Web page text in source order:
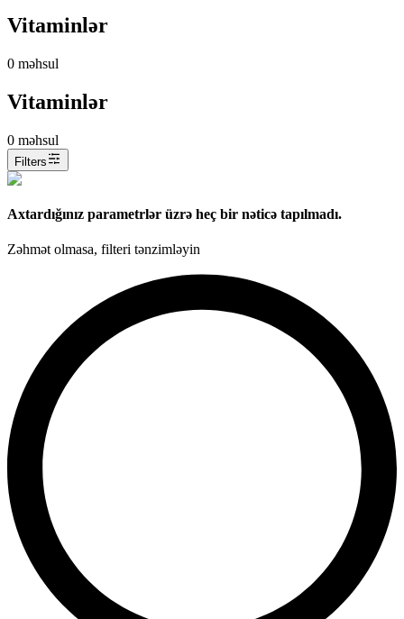
Vitaminlər
0 məhsul
Vitaminlər
0 məhsul
Filters
Axtardığınız parametrlər üzrə heç bir nəticə tapılmadı.
Zəhmət olmasa, filteri tənzimləyin